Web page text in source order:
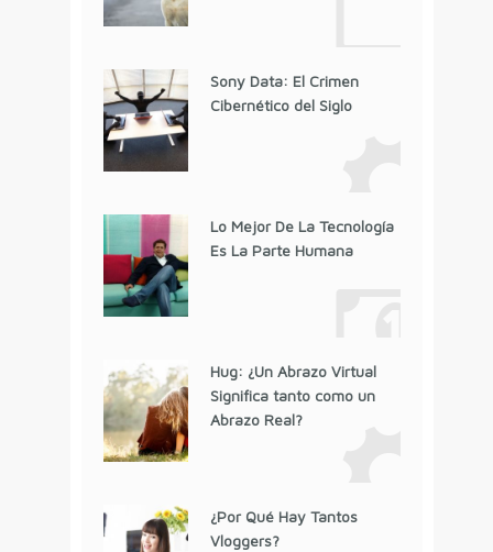
Sony Data: El Crimen
Cibernético del Siglo
Lo Mejor De La Tecnología
Es La Parte Humana
Hug: ¿Un Abrazo Virtual
Significa tanto como un
Abrazo Real?
¿Por Qué Hay Tantos
Vloggers?